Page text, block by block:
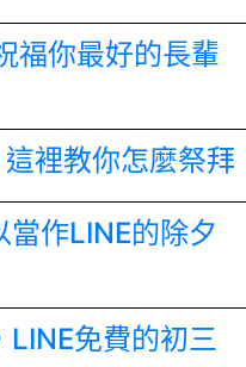
福你最好的長輩
裡教你怎麼祭拜
作LINE的除夕
免費的初三